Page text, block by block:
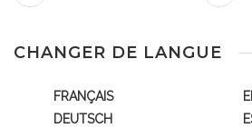
CHANGER DE LANGUE
FRANÇAIS
DEUTSCH